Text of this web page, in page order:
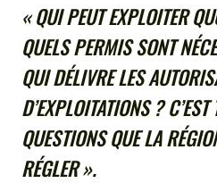
« QUI PEUT EXPLOITER
QUELS PERMIS SONT
QUI DÉLIVRE LES
D’EXPLOITATIONS ? C’EST
QUESTIONS QUE LA
RÉGLER ».